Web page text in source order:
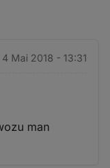
4 Mai 2018 - 13:31
man